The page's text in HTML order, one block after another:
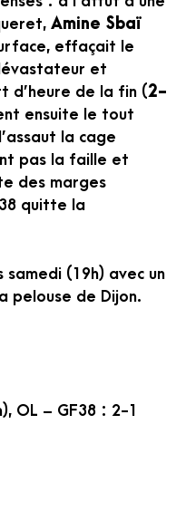
Amine Sbaï
effaçait le
et
d’heure de la fin (2-
ensuite le tout
la cage
pas la faille et
des marges
quitte la
samedi (19h) avec un
pelouse de Dijon.
OL – GF38 : 2-1